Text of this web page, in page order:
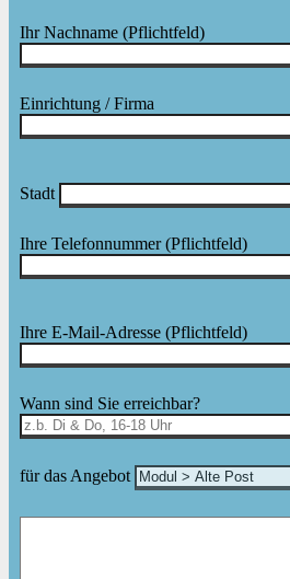
Ihr Nachname (Pflichtfeld)
Einrichtung / Firma
Stadt
Ihre Telefonnummer(Pflichtfeld)
Ihre E-Mail-Adresse (Pflichtfeld)
Bitte lasse dieses Feld leer.
Wann sind Sie erreichbar?
für das Angebot